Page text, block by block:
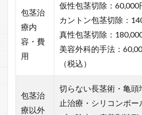
包茎治
療内
容・費
用
仮性包茎切除：60,000
カントン包茎切除：
真性包茎切除：
美容外科的手法：
（税込）
包茎治
療以外
切らない長茎術・亀頭
止治療・シリコンボ